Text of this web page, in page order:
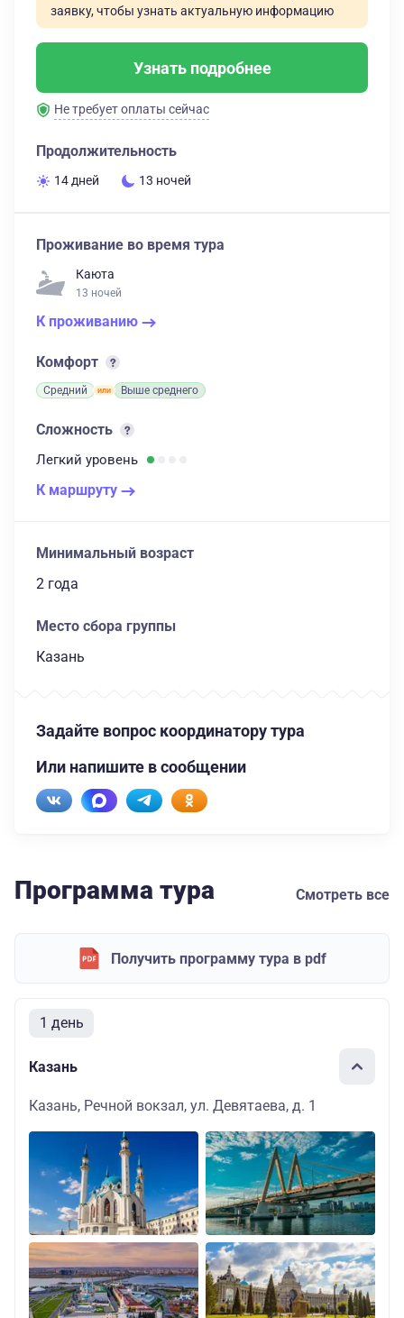
заявку, чтобы узнать актуальную информацию
Узнать подробнее
Не требует оплаты сейчас
Продолжительность
14 дней 13 ночей
Проживание во время тура
Каюта
13 ночей
К проживанию
Комфорт
Средний Выше среднего
Сложность
Легкий уровень
К маршруту
Минимальный возраст
2 года
Место сбора группы
Казань
Задайте вопрос координатору тура
Или напишите в сообщении
Программа тура Смотреть все
Получить программу тура в pdf
1 день
Казань
Казань, Речной вокзал, ул. Девятаева, д. 1